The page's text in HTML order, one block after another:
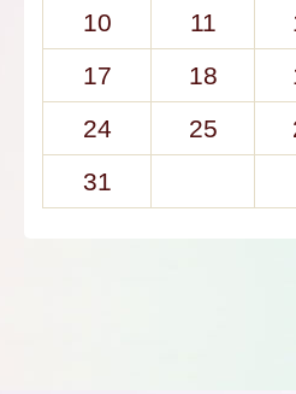
10
11
17
18
24
25
31